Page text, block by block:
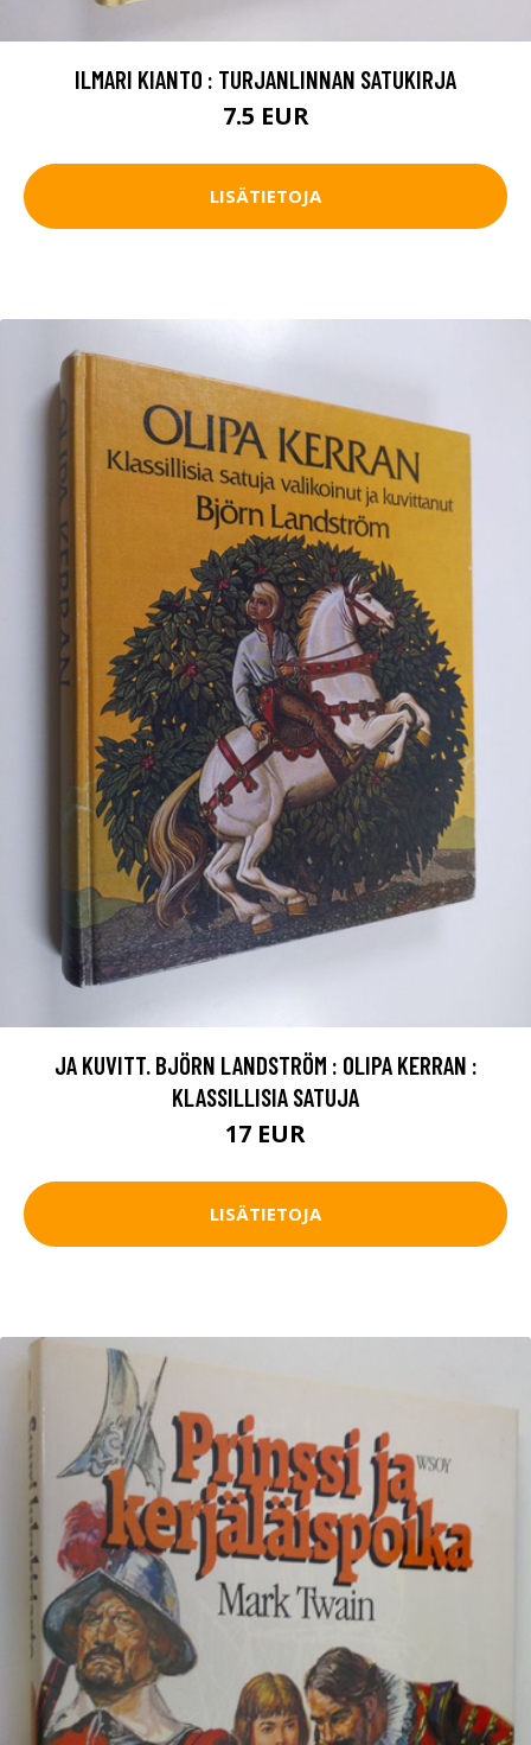
ILMARI KIANTO : TURJANLINNAN SATUKIRJA
7.5 EUR
LISÄTIETOJA
JA KUVITT. BJÖRN LANDSTRÖM : OLIPA KERRAN :
KLASSILLISIA SATUJA
17 EUR
LISÄTIETOJA